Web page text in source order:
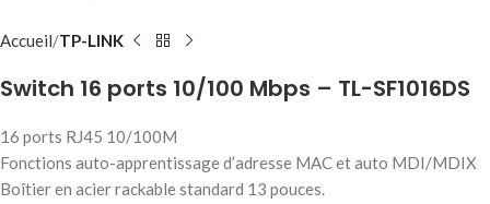
Accueil TP-LINK
Switch 16 ports 10/100 Mbps – TL-SF1016DS
16 ports RJ45 10/100M
Fonctions auto-apprentissage d’adresse MAC et auto MDI/MDIX
Boîtier en acier rackable standard 13 pouces.